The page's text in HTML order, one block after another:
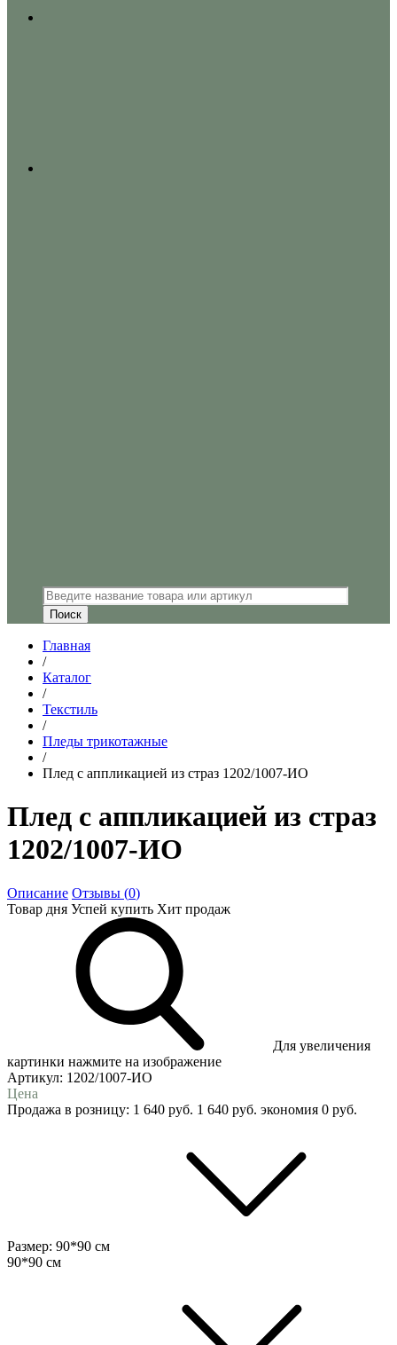
Главная
/
Каталог
/
Текстиль
/
Пледы трикотажные
/
Плед с аппликацией из страз 1202/1007-ИО
Плед с аппликацией из страз
1202/1007-ИО
Описание Отзывы (0)
Товар дня Успей купить Хит продаж
Для увеличения
картинки нажмите на изображение
Артикул: 1202/1007-ИО
Цена
Продажа в розницу: 1 640 руб. 1 640 руб. экономия 0 руб.
Размер: 90*90 см
90*90 см